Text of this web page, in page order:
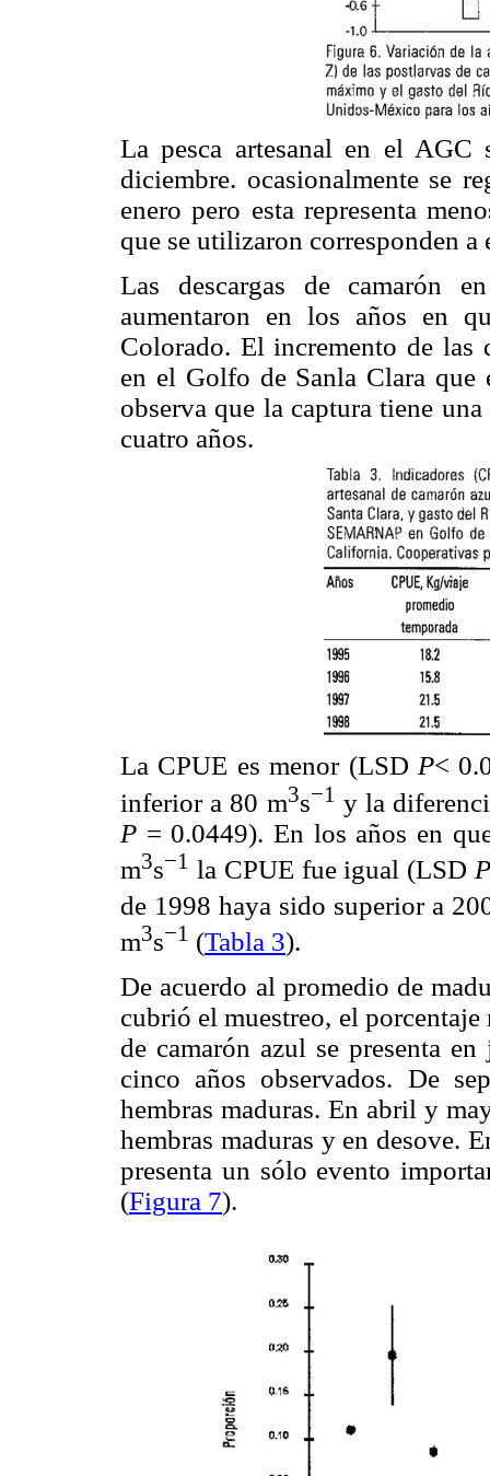
La pesca artesanal en el AGC
diciembre. ocasionalmente se
enero pero esta representa
que se utilizaron corresponden a
Las descargas de camarón
aumentaron en los años en
Colorado. El incremento de las
en el Golfo de Sanla Clara que
observa que la captura tiene
cuatro años.
La CPUE es menor (LSD P<
inferior a 80 m3s−1 y la
P = 0.0449). En los años en
m3s−1 la CPUE fue igual (LSD P
de 1998 haya sido superior a
m3s−1 (Tabla 3).
De acuerdo al promedio de
cubrió el muestreo, el
de camarón azul se presenta
cinco años observados. De
hembras maduras. En abril y
hembras maduras y en desove.
presenta un sólo evento
(Figura 7).